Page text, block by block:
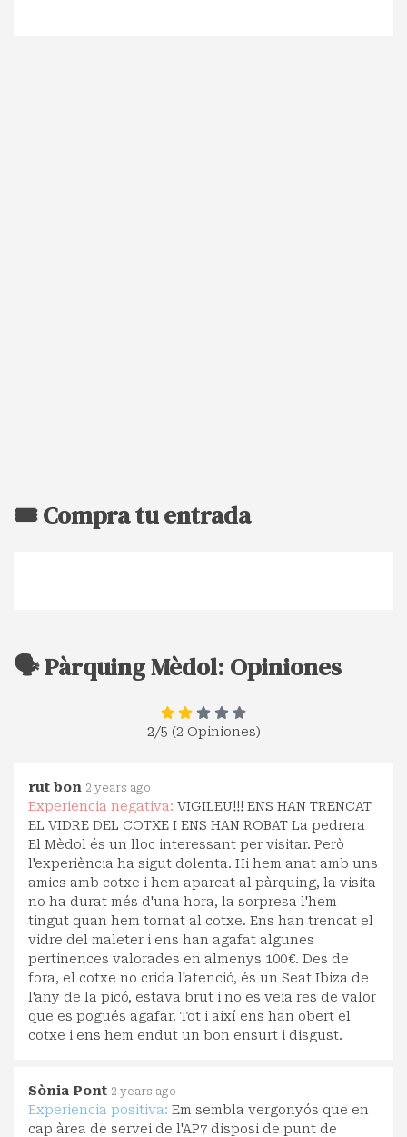
🎟️ Compra tu entrada
🗣️ Pàrquing Mèdol: Opiniones
2/5 (2 Opiniones)
rut bon 2 years ago
Experiencia negativa: VIGILEU!!! ENS HAN TRENCAT
EL VIDRE DEL COTXE I ENS HAN ROBAT La pedrera
El Mèdol és un lloc interessant per visitar. Però
l'experiència ha sigut dolenta. Hi hem anat amb uns
amics amb cotxe i hem aparcat al pàrquing, la visita
no ha durat més d'una hora, la sorpresa l'hem
tingut quan hem tornat al cotxe. Ens han trencat el
vidre del maleter i ens han agafat algunes
pertinences valorades en almenys 100 €. Des de
fora, el cotxe no crida l'atenció, és un Seat Ibiza de
l'any de la picó, estava brut i no es veia res de valor
que es pogués agafar. Tot i així ens han obert el
cotxe i ens hem endut un bon ensurt i disgust.
Sònia Pont 2 years ago
Experiencia positiva: Em sembla vergonyós que en
cap àrea de servei de l'AP7 disposi de punt de